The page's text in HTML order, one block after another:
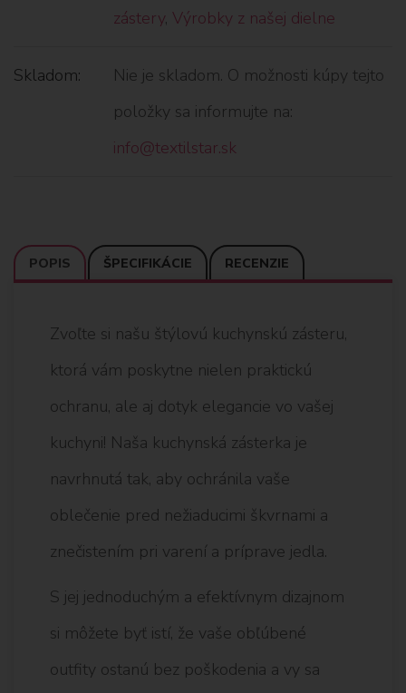
zástery, Výrobky z našej dielne
Skladom:
Nie je skladom. O možnosti kúpy tejto
položky sa informujte na:
info@textilstar.sk
POPIS ŠPECIFIKÁCIE RECENZIE
Zvoľte si našu štýlovú kuchynskú zásteru,
ktorá vám poskytne nielen praktickú
ochranu, ale aj dotyk elegancie vo vašej
kuchyni! Naša kuchynská zásterka je
navrhnutá tak, aby ochránila vaše
oblečenie pred nežiaducimi škvrnami a
znečistením pri varení a príprave jedla.
S jej jednoduchým a efektívnym dizajnom
si môžete byť istí, že vaše obľúbené
outfity ostanú bez poškodenia a vy sa